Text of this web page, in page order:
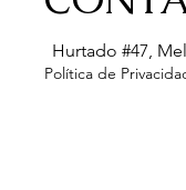
Hurtado #47,
Política de